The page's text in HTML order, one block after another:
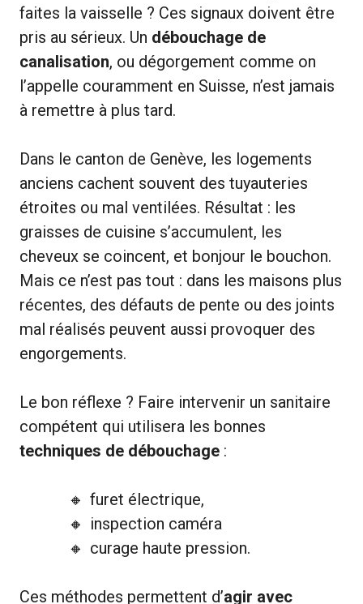
faites la vaisselle ? Ces signaux doivent être
pris au sérieux. Un débouchage de
canalisation, ou dégorgement comme on
l’appelle couramment en Suisse, n’est jamais
à remettre à plus tard.
Dans le canton de Genève, les logements
anciens cachent souvent des tuyauteries
étroites ou mal ventilées. Résultat : les
graisses de cuisine s’accumulent, les
cheveux se coincent, et bonjour le bouchon.
Mais ce n’est pas tout : dans les maisons plus
récentes, des défauts de pente ou des joints
mal réalisés peuvent aussi provoquer des
engorgements.
Le bon réflexe ? Faire intervenir un sanitaire
compétent qui utilisera les bonnes
techniques de débouchage :
furet électrique,
inspection caméra
curage haute pression.
Ces méthodes permettent d’agir avec